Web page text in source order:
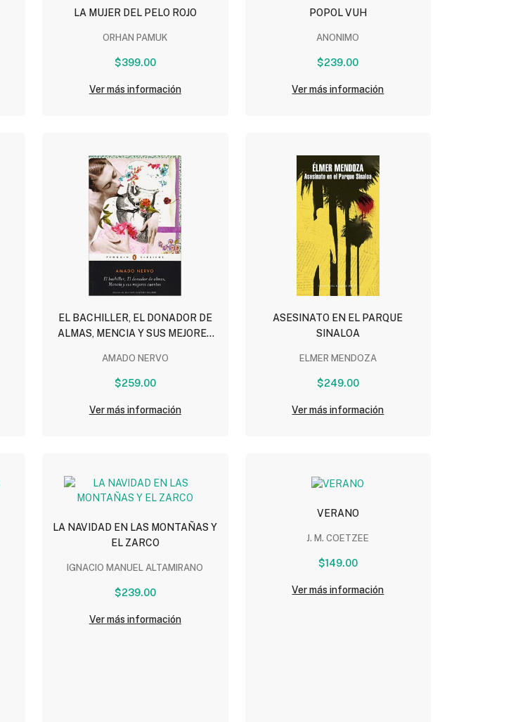
LA MUJER DEL PELO ROJO
ORHAN PAMUK
$399.00
Ver más información
POPOL VUH
ANONIMO
$239.00
Ver más información
EL BACHILLER, EL DONADOR DE
ALMAS, MENCIA Y SUS MEJORES
AMADO NERVO
$259.00
Ver más información
ASESINATO EN EL PARQUE
SINALOA
ELMER MENDOZA
$249.00
Ver más información
LA NAVIDAD EN LAS MONTAÑAS Y
EL ZARCO
IGNACIO MANUEL ALTAMIRANO
$239.00
Ver más información
VERANO
J. M. COETZEE
$149.00
Ver más información